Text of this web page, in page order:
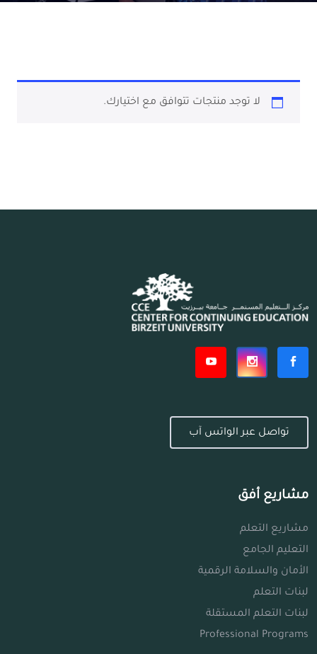
لا توجد منتجات تتوافق مع اختيارك.
تواصل عبر الواتس آب
مشاريع أفق
مشاريع التعلم
التعليم الجامع
الأمان والسلامة الرقمية
لبنات التعلم
لبنات التعلم المستقلة
Professional Programs